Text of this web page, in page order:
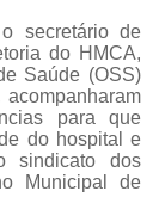
secretário de
do HMCA,
Saúde (OSS)
para que
do hospital e
sindicato dos
Municipal de